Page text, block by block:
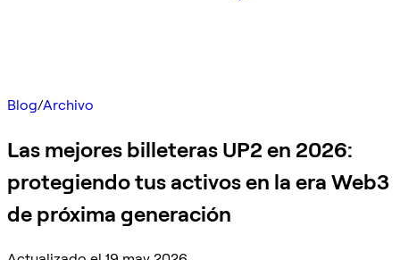
Blog/Archivo
Las mejores billeteras UP2 en 2026:
protegiendo tus activos en la era Web3
de próxima generación